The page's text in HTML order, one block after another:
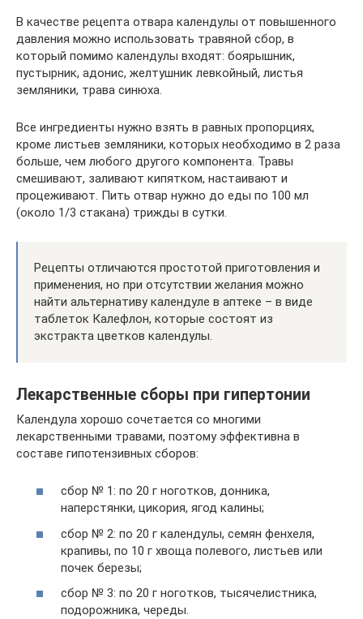
В качестве рецепта отвара календулы от повышенного
давления можно использовать травяной сбор, в
который помимо календулы входят: боярышник,
пустырник, адонис, желтушник левкойный, листья
земляники, трава синюха.
Все ингредиенты нужно взять в равных пропорциях,
кроме листьев земляники, которых необходимо в 2 раза
больше, чем любого другого компонента. Травы
смешивают, заливают кипятком, настаивают и
процеживают. Пить отвар нужно до еды по 100 мл
(около 1/3 стакана) трижды в сутки.
Рецепты отличаются простотой приготовления и
применения, но при отсутствии желания можно
найти альтернативу календуле в аптеке – в виде
таблеток Калефлон, которые состоят из
экстракта цветков календулы.
Лекарственные сборы при гипертонии
Календула хорошо сочетается со многими
лекарственными травами, поэтому эффективна в
составе гипотензивных сборов:
сбор № 1: по 20 г ноготков, донника,
наперстянки, цикория, ягод калины;
сбор № 2: по 20 г календулы, семян фенхеля,
крапивы, по 10 г хвоща полевого, листьев или
почек березы;
сбор № 3: по 20 г ноготков, тысячелистника,
подорожника, череды.